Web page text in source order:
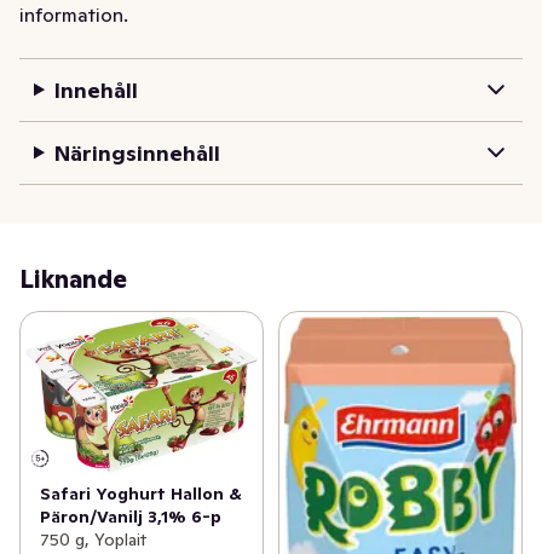
information.
Innehåll
Näringsinnehåll
Liknande
Safari Yoghurt Hallon &
Päron/Vanilj 3,1% 6-p
750 g, Yoplait